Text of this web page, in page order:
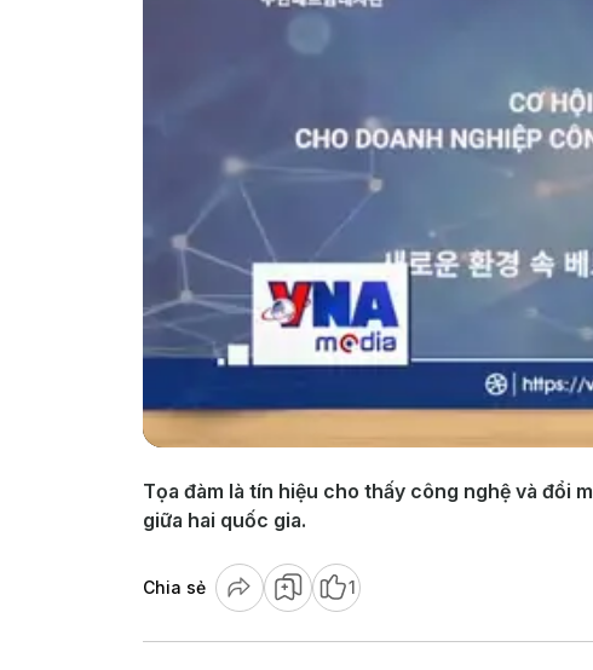
Tọa đàm là tín hiệu cho thấy công nghệ và đổi
giữa hai quốc gia.
Chia sẻ 1